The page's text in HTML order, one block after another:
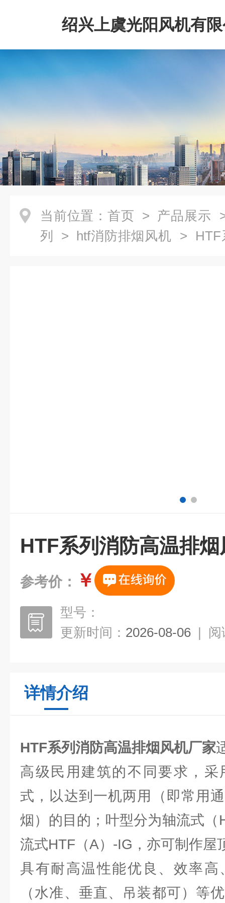
绍兴上虞光阳风机有
当前位置： 首页 > 产品展示
列
> htf消防排烟风机 > HTF
HTF系列消防高温排
参考价： ￥
型号：
更新时间： 2026-08-06 | 阅
详情介绍
HTF系列消防高温排烟风机厂家
高级民用建筑的不同要求，
式，以达到一机两用（即常用
烟）的目的；叶型分为轴流式（
流式HTF（A）-IG，亦可制作屋
具有耐高温性能优良、效率高
（水准、垂直、吊装都可）等